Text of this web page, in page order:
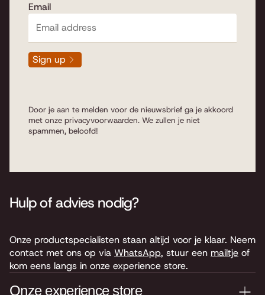
Email
Sign up
Door je aan te melden voor de nieuwsbrief ga je akkoord
met onze privacyvoorwaarden. We zullen je niet
spammen, beloofd!
Hulp of advies nodig?
Onze productspecialisten staan altijd voor je klaar. Neem
contact met ons op via WhatsApp, stuur een mailtje of
kom eens langs in onze experience store.
Onze experience store